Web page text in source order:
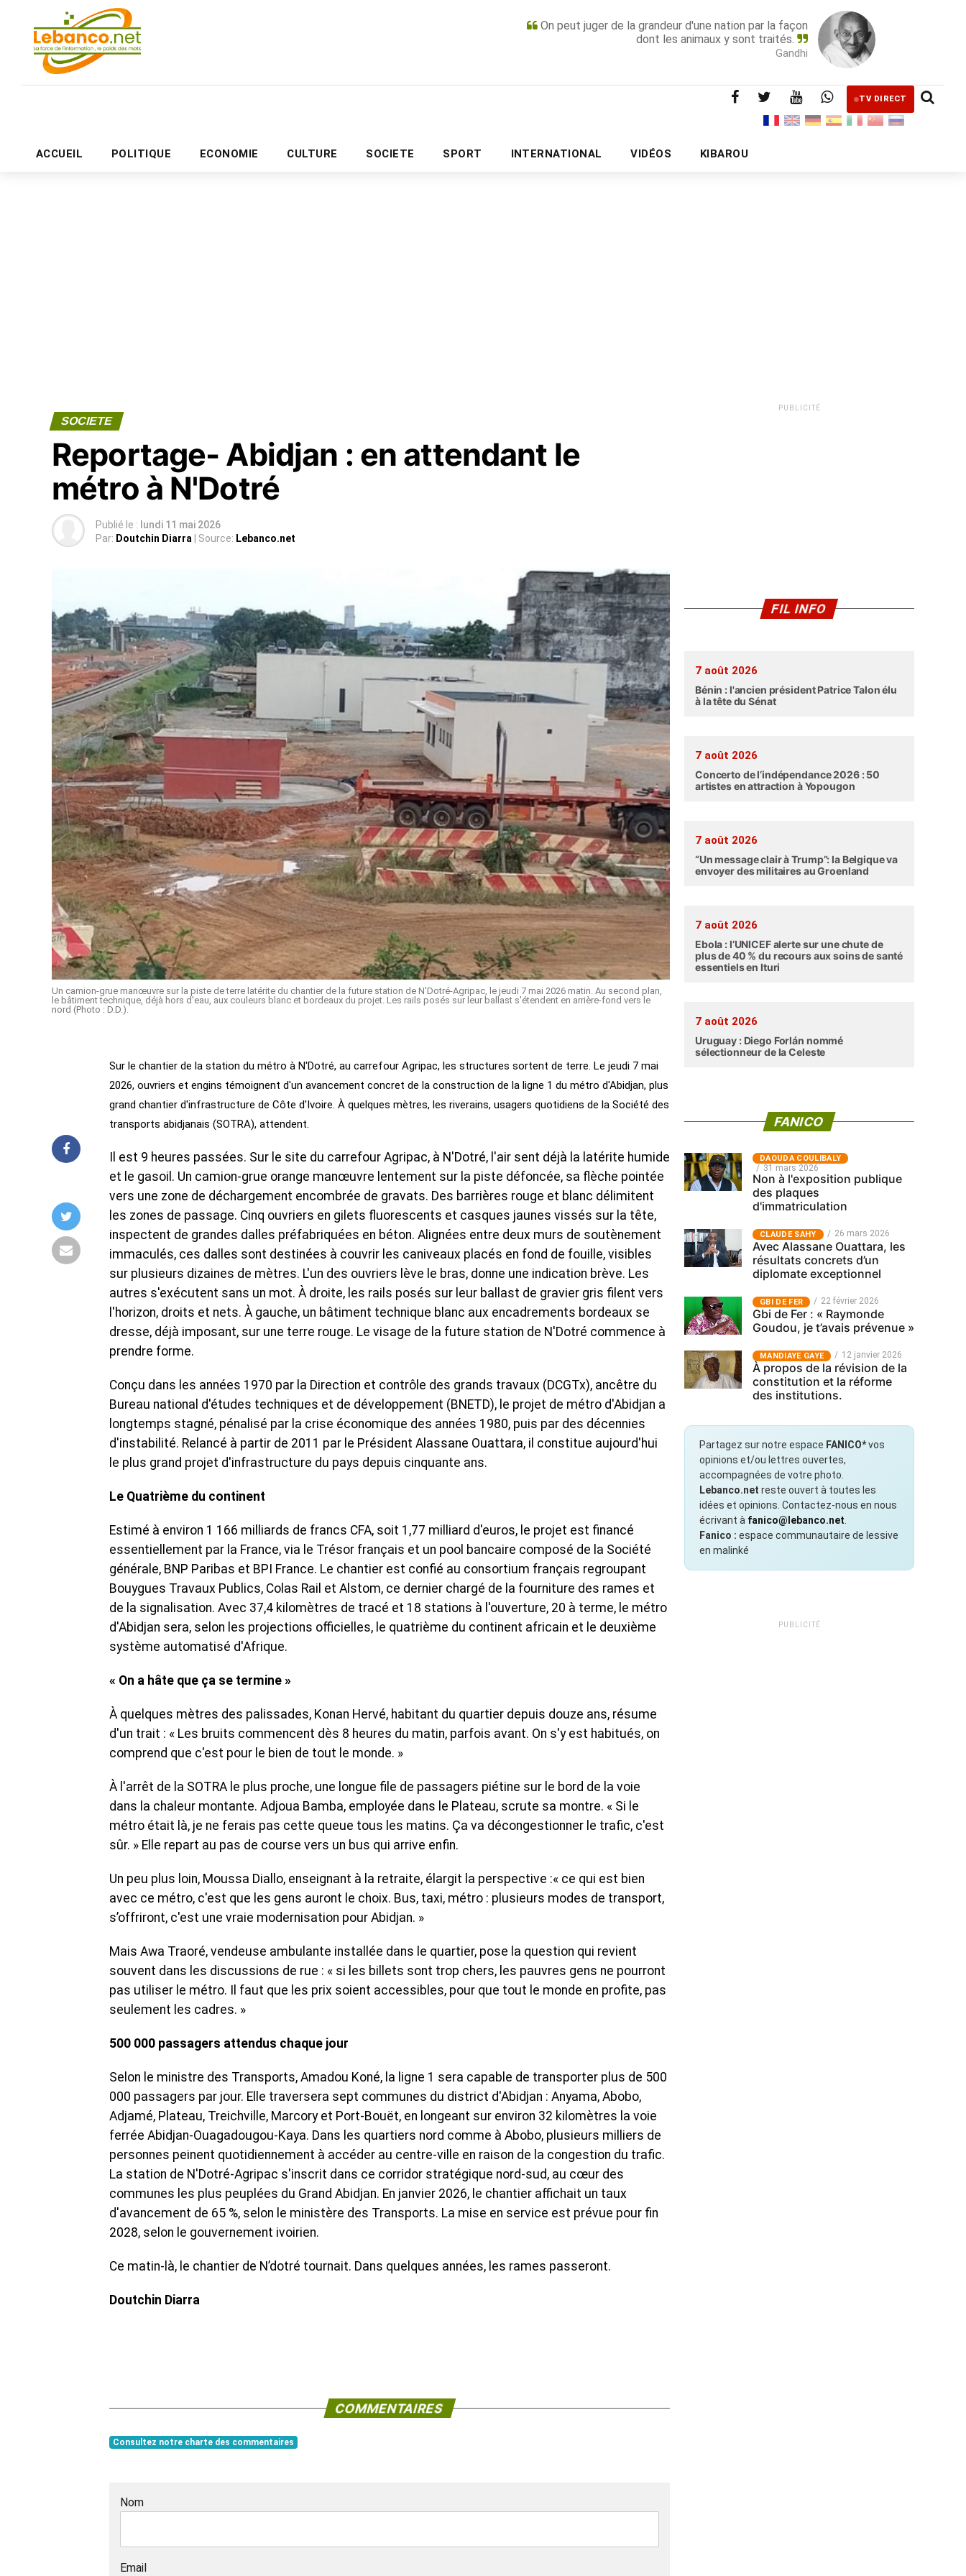
On peut juger de la grandeur d'une nation par la façon
dont les animaux y sont traités.
Gandhi
TV DIRECT
ACCUEIL POLITIQUE ECONOMIE CULTURE SOCIETE SPORT INTERNATIONAL VIDÉOS KIBAROU
PUBLICITÉ
SOCIETE
Reportage- Abidjan : en attendant le
métro à N'Dotré
Publié le : lundi 11 mai 2026
Par: Doutchin Diarra | Source: Lebanco.net
Un camion-grue manœuvre sur la piste de terre latérite du chantier de la future station de N'Dotré-Agripac, le jeudi 7 mai 2026 matin. Au second plan,
le bâtiment technique, déjà hors d'eau, aux couleurs blanc et bordeaux du projet. Les rails posés sur leur ballast s'étendent en arrière-fond vers le
nord (Photo : D.D.).
Sur le chantier de la station du métro à N'Dotré, au carrefour Agripac, les structures sortent de terre. Le jeudi 7 mai
2026, ouvriers et engins témoignent d'un avancement concret de la construction de la ligne 1 du métro d'Abidjan, plus
grand chantier d'infrastructure de Côte d'Ivoire. À quelques mètres, les riverains, usagers quotidiens de la Société des
transports abidjanais (SOTRA), attendent.
Il est 9 heures passées. Sur le site du carrefour Agripac, à N'Dotré, l'air sent déjà la latérite humide
et le gasoil. Un camion-grue orange manœuvre lentement sur la piste défoncée, sa flèche pointée
vers une zone de déchargement encombrée de gravats. Des barrières rouge et blanc délimitent
les zones de passage. Cinq ouvriers en gilets fluorescents et casques jaunes vissés sur la tête,
inspectent de grandes dalles préfabriquées en béton. Alignées entre deux murs de soutènement
immaculés, ces dalles sont destinées à couvrir les caniveaux placés en fond de fouille, visibles
sur plusieurs dizaines de mètres. L'un des ouvriers lève le bras, donne une indication brève. Les
autres s'exécutent sans un mot. À droite, les rails posés sur leur ballast de gravier gris filent vers
l'horizon, droits et nets. À gauche, un bâtiment technique blanc aux encadrements bordeaux se
dresse, déjà imposant, sur une terre rouge. Le visage de la future station de N'Dotré commence à
prendre forme.
Conçu dans les années 1970 par la Direction et contrôle des grands travaux (DCGTx), ancêtre du
Bureau national d'études techniques et de développement (BNETD), le projet de métro d'Abidjan a
longtemps stagné, pénalisé par la crise économique des années 1980, puis par des décennies
d'instabilité. Relancé à partir de 2011 par le Président Alassane Ouattara, il constitue aujourd'hui
le plus grand projet d'infrastructure du pays depuis cinquante ans.
Le Quatrième du continent
Estimé à environ 1 166 milliards de francs CFA, soit 1,77 milliard d'euros, le projet est financé
essentiellement par la France, via le Trésor français et un pool bancaire composé de la Société
générale, BNP Paribas et BPI France. Le chantier est confié au consortium français regroupant
Bouygues Travaux Publics, Colas Rail et Alstom, ce dernier chargé de la fourniture des rames et
de la signalisation. Avec 37,4 kilomètres de tracé et 18 stations à l'ouverture, 20 à terme, le métro
d'Abidjan sera, selon les projections officielles, le quatrième du continent africain et le deuxième
système automatisé d'Afrique.
« On a hâte que ça se termine »
À quelques mètres des palissades, Konan Hervé, habitant du quartier depuis douze ans, résume
d'un trait : « Les bruits commencent dès 8 heures du matin, parfois avant. On s'y est habitués, on
comprend que c'est pour le bien de tout le monde. »
À l'arrêt de la SOTRA le plus proche, une longue file de passagers piétine sur le bord de la voie
dans la chaleur montante. Adjoua Bamba, employée dans le Plateau, scrute sa montre. « Si le
métro était là, je ne ferais pas cette queue tous les matins. Ça va décongestionner le trafic, c'est
sûr. » Elle repart au pas de course vers un bus qui arrive enfin.
Un peu plus loin, Moussa Diallo, enseignant à la retraite, élargit la perspective :« ce qui est bien
avec ce métro, c'est que les gens auront le choix. Bus, taxi, métro : plusieurs modes de transport,
s’offriront, c'est une vraie modernisation pour Abidjan. »
Mais Awa Traoré, vendeuse ambulante installée dans le quartier, pose la question qui revient
souvent dans les discussions de rue : « si les billets sont trop chers, les pauvres gens ne pourront
pas utiliser le métro. Il faut que les prix soient accessibles, pour que tout le monde en profite, pas
seulement les cadres. »
500 000 passagers attendus chaque jour
Selon le ministre des Transports, Amadou Koné, la ligne 1 sera capable de transporter plus de 500
000 passagers par jour. Elle traversera sept communes du district d'Abidjan : Anyama, Abobo,
Adjamé, Plateau, Treichville, Marcory et Port-Bouët, en longeant sur environ 32 kilomètres la voie
ferrée Abidjan-Ouagadougou-Kaya. Dans les quartiers nord comme à Abobo, plusieurs milliers de
personnes peinent quotidiennement à accéder au centre-ville en raison de la congestion du trafic.
La station de N'Dotré-Agripac s'inscrit dans ce corridor stratégique nord-sud, au cœur des
communes les plus peuplées du Grand Abidjan. En janvier 2026, le chantier affichait un taux
d'avancement de 65 %, selon le ministère des Transports. La mise en service est prévue pour fin
2028, selon le gouvernement ivoirien.
Ce matin-là, le chantier de N’dotré tournait. Dans quelques années, les rames passeront.
Doutchin Diarra
COMMENTAIRES
Consultez notre charte des commentaires
Nom
Email
PUBLICITÉ
FIL INFO
7 août 2026
Bénin : l'ancien président Patrice Talon élu
à la tête du Sénat
7 août 2026
Concerto de l’indépendance 2026 : 50
artistes en attraction à Yopougon
7 août 2026
“Un message clair à Trump”: la Belgique va
envoyer des militaires au Groenland
7 août 2026
Ebola : l’UNICEF alerte sur une chute de
plus de 40 % du recours aux soins de santé
essentiels en Ituri
7 août 2026
Uruguay : Diego Forlán nommé
sélectionneur de la Celeste
FANICO
‎DAOUDA COULIBALY
31 mars 2026
Non à l'exposition publique
des plaques
d'immatriculation
CLAUDE SAHY 26 mars 2026
Avec Alassane Ouattara, les
résultats concrets d’un
diplomate exceptionnel
GBI DE FER 22 février 2026
Gbi de Fer : « Raymonde
Goudou, je t’avais prévenue »
MANDIAYE GAYE 12 janvier 2026
À propos de la révision de la
constitution et la réforme
des institutions.
Partagez sur notre espace FANICO*vos
opinions et/ou lettres ouvertes,
accompagnées de votre photo.
Lebanco.net reste ouvert à toutes les
idées et opinions. Contactez-nous en nous
écrivant à fanico@lebanco.net
Fanico : espace communautaire de lessive
en malinké
PUBLICITÉ